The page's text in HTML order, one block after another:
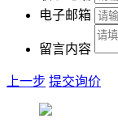
电子邮箱
留言内容
上一步 提交询价